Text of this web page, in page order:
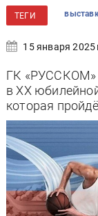
ТЕГИ
15 января 2025
ГК «РУССКОМ»
в XX
которая